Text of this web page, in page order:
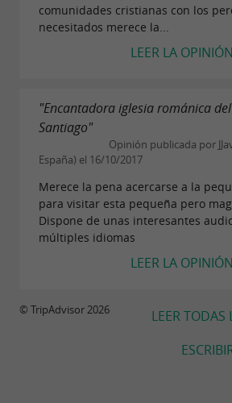
comunidades cristianas con los
necesitados merece la...
LEER LA
"Encantadora iglesia románica
Santiago"
Opinión publicada por
España) el 16/10/2017
Merece la pena acercarse a la
para visitar esta pequeña pero
Dispone de unas interesantes
múltiples idiomas
LEER LA
LEER TODAS
© TripAdvisor 2026